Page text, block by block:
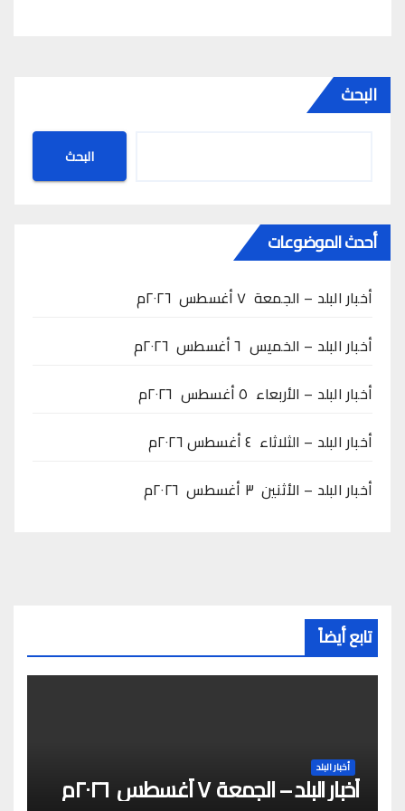
البحث
البحث
أحدث الموضوعات
أخبار البلد – الجمعة ٧ أغسطس ٢٠٢٦م
أخبار البلد – الخميس ٦ أغسطس ٢٠٢٦م
أخبار البلد – الأربعاء ٥ أغسطس ٢٠٢٦م
أخبار البلد – الثلاثاء ٤ أغسطس ٢٠٢٦م
أخبار البلد – الأثنين ٣ أغسطس ٢٠٢٦م
تابع أيضاً
أخبار البلد
أخبار البلد – الجمعة ٧ أغسطس ٢٠٢٦م